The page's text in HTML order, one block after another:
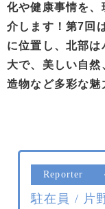
化や健康事情を
介します！第7回
に位置し、北部
大で、美しい自
造物など多彩な魅
Reporter
駐在員 / 片